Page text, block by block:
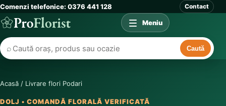
Comenzi telefonice: 0376 441 128 Contact
⌕ Caută
Meniu
Acasă / Livrare flori Podari
DOLJ • COMANDĂ FLORALĂ VERIFICATĂ